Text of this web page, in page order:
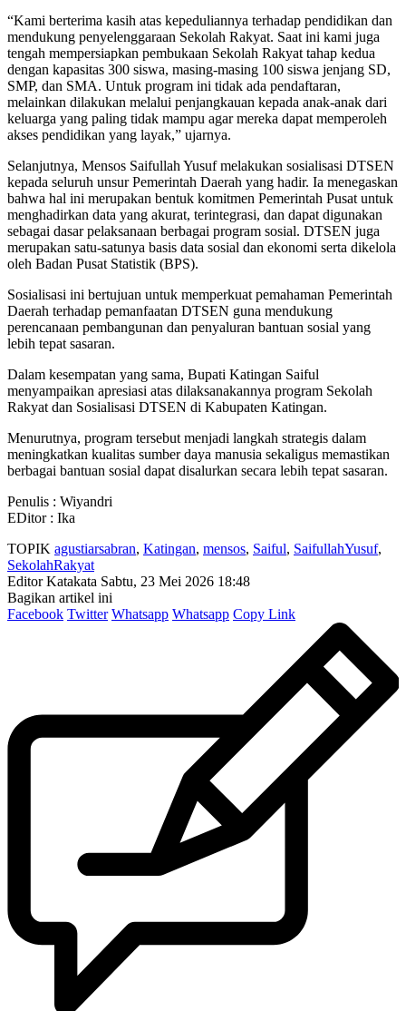
“Kami berterima kasih atas kepeduliannya terhadap pendidikan dan
mendukung penyelenggaraan Sekolah Rakyat. Saat ini kami juga
tengah mempersiapkan pembukaan Sekolah Rakyat tahap kedua
dengan kapasitas 300 siswa, masing-masing 100 siswa jenjang SD,
SMP, dan SMA. Untuk program ini tidak ada pendaftaran,
melainkan dilakukan melalui penjangkauan kepada anak-anak dari
keluarga yang paling tidak mampu agar mereka dapat memperoleh
akses pendidikan yang layak,” ujarnya.
Selanjutnya, Mensos Saifullah Yusuf melakukan sosialisasi DTSEN
kepada seluruh unsur Pemerintah Daerah yang hadir. Ia menegaskan
bahwa hal ini merupakan bentuk komitmen Pemerintah Pusat untuk
menghadirkan data yang akurat, terintegrasi, dan dapat digunakan
sebagai dasar pelaksanaan berbagai program sosial. DTSEN juga
merupakan satu-satunya basis data sosial dan ekonomi serta dikelola
oleh Badan Pusat Statistik (BPS).
Sosialisasi ini bertujuan untuk memperkuat pemahaman Pemerintah
Daerah terhadap pemanfaatan DTSEN guna mendukung
perencanaan pembangunan dan penyaluran bantuan sosial yang
lebih tepat sasaran.
Dalam kesempatan yang sama, Bupati Katingan Saiful
menyampaikan apresiasi atas dilaksanakannya program Sekolah
Rakyat dan Sosialisasi DTSEN di Kabupaten Katingan.
Menurutnya, program tersebut menjadi langkah strategis dalam
meningkatkan kualitas sumber daya manusia sekaligus memastikan
berbagai bantuan sosial dapat disalurkan secara lebih tepat sasaran.
Penulis : Wiyandri
EDitor : Ika
TOPIK agustiarsabran, Katingan, mensos, Saiful, SaifullahYusuf,
SekolahRakyat
Editor Katakata Sabtu, 23 Mei 2026 18:48
Bagikan artikel ini
Facebook Twitter Whatsapp Whatsapp Copy Link